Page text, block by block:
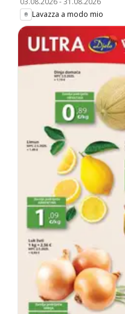
Lavazza a modo mio